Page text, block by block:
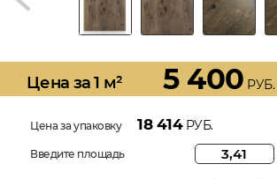
Цена за 1 м² 5 400 РУБ.
Цена за упаковку 18 414РУБ.
Введите площадь